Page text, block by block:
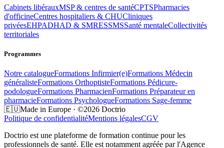
Cabinets libérauxMSP & centres de santéCPTSPharmacies
d'officineCentres hospitaliers & CHUCliniques
privéesEHPADHAD & SMRESSMSSanté mentaleCollectivités
territoriales
Programmes
Notre catalogueFormations Infirmier(e)Formations Médecin
généralisteFormations OrthoptisteFormations Pédicure-
podologueFormations PharmacienFormations Préparateur en
pharmacieFormations PsychologueFormations Sage-femme
🇪🇺Made in Europe · ©2026 Doctrio
Politique de confidentialitéMentions légalesCGV
Doctrio est une plateforme de formation continue pour les
professionnels de santé. Elle est notamment agréée par l'Agence